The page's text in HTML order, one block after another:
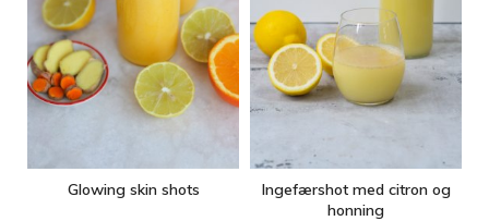
Glowing skin shots
Ingefærshot med citron og
honning